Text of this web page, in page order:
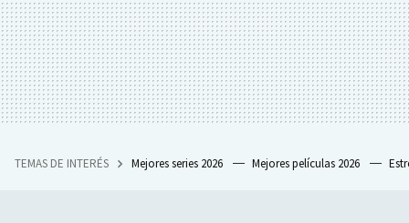
TEMAS DE INTERÉS Mejores series 2026 Mejores películas 2026